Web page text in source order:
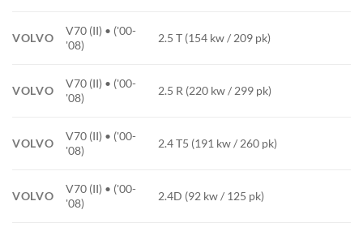
VOLVO
V70 (II) • ('00-
'08)
2.5 T (154 kw / 209 pk)
VOLVO
V70 (II) • ('00-
'08)
2.5 R (220 kw / 299 pk)
VOLVO
V70 (II) • ('00-
'08)
2.4 T5 (191 kw / 260 pk)
VOLVO
V70 (II) • ('00-
'08)
2.4D (92 kw / 125 pk)